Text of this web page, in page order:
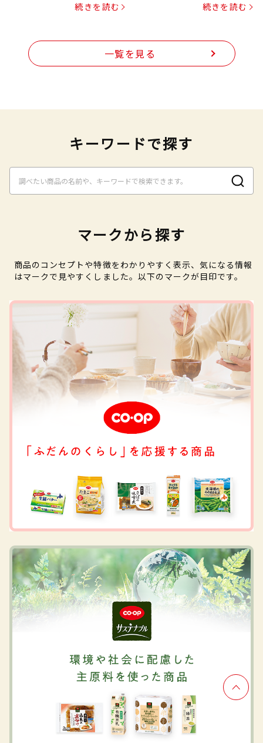
続きを読む 続きを読む
一覧を見る
キーワードで探す
マークから探す
商品のコンセプトや特徴をわかりやすく表示、気になる情報
はマークで見やすくしました。以下のマークが目印です。